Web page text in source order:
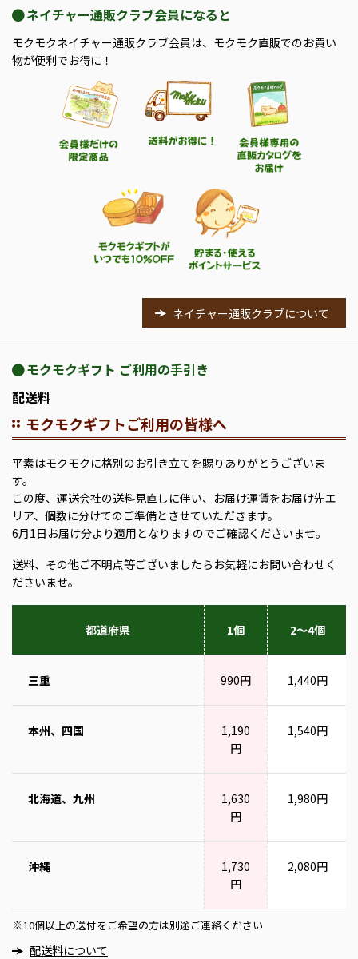
ネイチャー通販クラブ会員になると
モクモクネイチャー通販クラブ会員は、モクモク直販でのお買い
物が便利でお得に！
ネイチャー通販クラブについて
モクモクギフト ご利用の手引き
配送料
モクモクギフトご利用の皆様へ
平素はモクモクに格別のお引き立てを賜りありがとうございま
す。
この度、運送会社の送料見直しに伴い、お届け運賃をお届け先エ
リア、個数に分けてのご準備とさせていただきます。
6月1日お届け分より適用となりますのでご確認くださいませ。
送料、その他ご不明点等ございましたらお気軽にお問い合わせく
ださいませ。
都道府県 1個 2～4個
三重 990円 1,440円
本州、四国
1,190
円
1,540円
北海道、九州
1,630
円
1,980円
沖縄
1,730
円
2,080円
※ 10個以上の送付をご希望の方は別途ご連絡ください
配送料について